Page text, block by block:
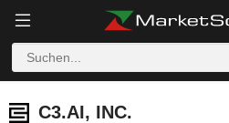
C3.AI, INC.
C3.AI, INC.